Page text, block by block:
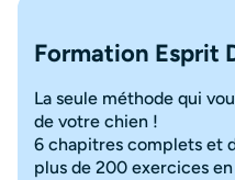
Formation Esprit
La seule méthode qui
de votre chien !
6 chapitres complets et
plus de 200 exercices